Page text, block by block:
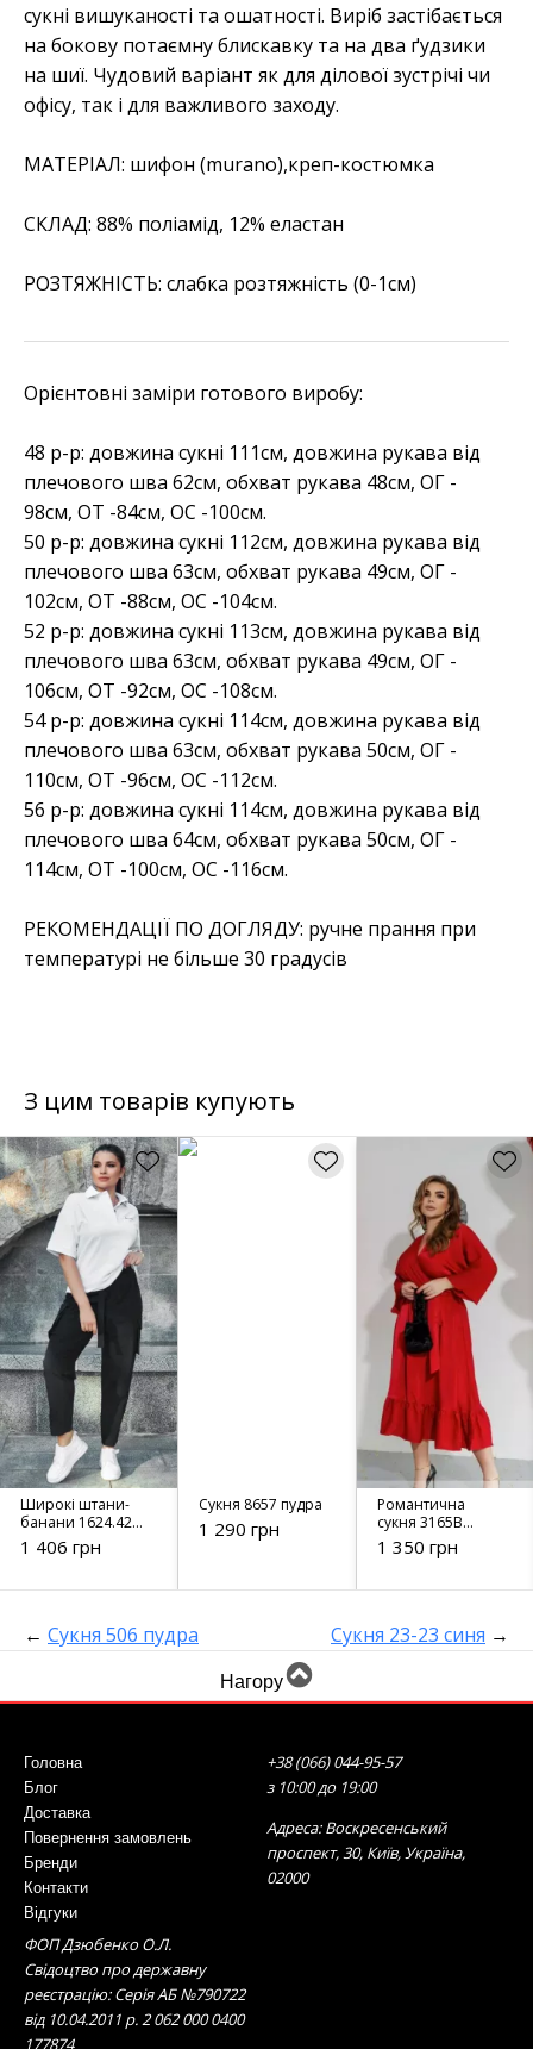
сукні вишуканості та ошатності. Виріб застібається
на бокову потаємну блискавку та на два ґудзики
на шиї. Чудовий варіант як для ділової зустрічі чи
офісу, так і для важливого заходу.
МАТЕРІАЛ: шифон (murano),креп-костюмка
СКЛАД: 88% поліамід, 12% еластан
РОЗТЯЖНІСТЬ: слабка розтяжність (0-1см)
Орієнтовні заміри готового виробу:
48 р-р: довжина сукні 111см, довжина рукава від
плечового шва 62см, обхват рукава 48см, ОГ -
98см, ОТ -84см, OC -100см.
50 р-р: довжина сукні 112см, довжина рукава від
плечового шва 63см, обхват рукава 49см, ОГ -
102см, ОТ -88см, OC -104см.
52 р-р: довжина сукні 113см, довжина рукава від
плечового шва 63см, обхват рукава 49см, ОГ -
106см, ОТ -92см, OC -108см.
54 р-р: довжина сукні 114см, довжина рукава від
плечового шва 63см, обхват рукава 50см, ОГ -
110см, ОТ -96см, OC -112см.
56 р-р: довжина сукні 114см, довжина рукава від
плечового шва 64см, обхват рукава 50см, ОГ -
114см, ОТ -100см, OC -116см.
РЕКОМЕНДАЦІЇ ПО ДОГЛЯДУ: ручне прання при
температурі не більше 30 градусів
З цим товарів купують
Широкі штани-
банани 1624.4268
чорний
1 406 грн
Сукня 8657 пудра
1 290 грн
Романтична
сукня 3165B
червона
1 350 грн
← Сукня 506 пудра Сукня 23-23 синя →
Нагору
Головна
Блог
Доставка
Повернення замовлень
Бренди
Контакти
Відгуки
+38 (066) 044-95-57
з 10:00 до 19:00
Адреса: Воскресенський
проспект, 30, Київ, Україна,
02000
ФОП Дзюбенко О.Л.
Свідоцтво про державну
реєстрацію: Серія АБ №790722
від 10.04.2011 р. 2 062 000 0400
177874